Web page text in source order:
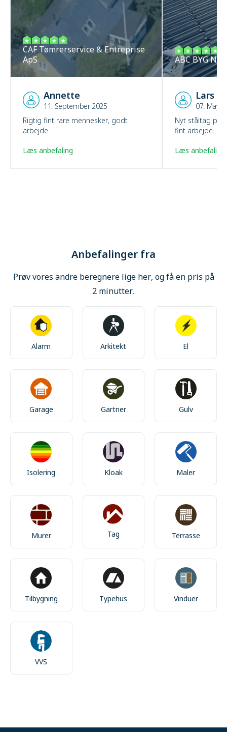
CAF Tømrerservice & Entreprise
ApS
Annette
11. September 2025
Rigtig fint rare mennesker, godt
arbejde
Læs anbefaling
ABC BYG
Lars
07. May
Nyt ståltag på
fint arbejde.
Læs anbefaling
Anbefalinger fra
Prøv vores andre beregnere lige her, og få en pris på
2 minutter.
Alarm Arkitekt El
Garage Gartner Gulv
Isolering Kloak Maler
Murer Tag Terrasse
Tilbygning Typehus Vinduer
VVS